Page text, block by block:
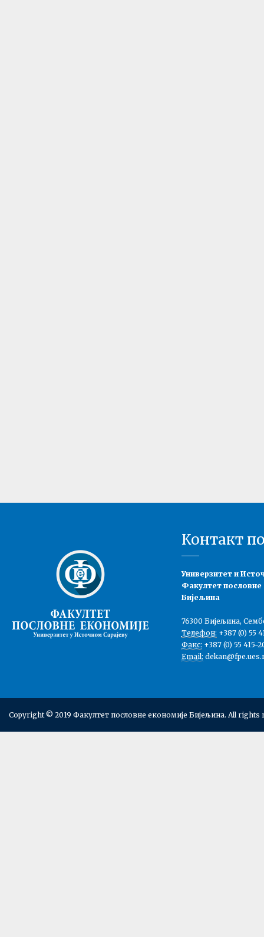
Контакт
Универзитет и
Факултет пословне
Бијељина
76300 Бијељина,
Телефон: +387 (0) 55
Факс: +387 (0) 55 415-
Email:
Copyright © 2019 Факултет пословне економије Бијељина. All rights